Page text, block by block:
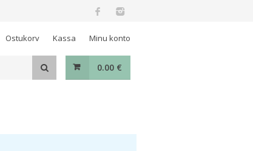
Ostukorv Kassa Minu konto
0.00 €